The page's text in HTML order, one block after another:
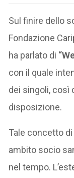
Sul finire dello
Fondazione
ha parlato di
con il quale
dei singoli, così
disposizione.
Tale concetto
ambito socio
nel tempo.